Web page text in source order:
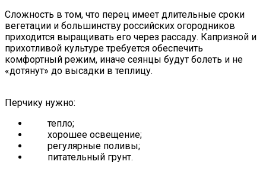
Сложность в том, что перец имеет длительные сроки
вегетации и большинству российских огородников
приходится выращивать его через рассаду. Капризной и
прихотливой культуре требуется обеспечить
комфортный режим, иначе сеянцы будут болеть и не
«дотянут» до высадки в теплицу.
Перчику нужно:
тепло;
хорошее освещение;
регулярные поливы;
питательный грунт.